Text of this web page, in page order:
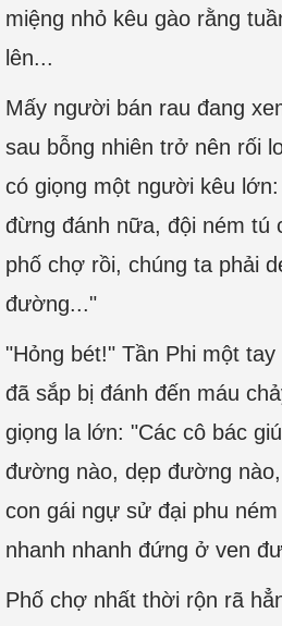
miệng nhỏ kêu gào rằng
lên...
Mấy người bán rau đang
sau bỗng nhiên trở nên rối
có giọng một người kêu lớn:
đừng đánh nữa, đội ném tú
phố chợ rồi, chúng ta phải
đường..."
"Hỏng bét!" Tần Phi một
đã sắp bị đánh đến máu
giọng la lớn: "Các cô bác
đường nào, dẹp đường
con gái ngự sử đại phu
nhanh nhanh đứng ở ven
Phố chợ nhất thời rộn rã